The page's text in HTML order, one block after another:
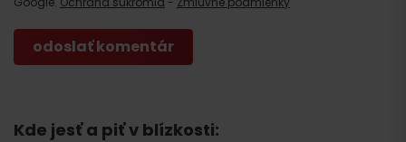
Kde jesť a piť v blízkosti: